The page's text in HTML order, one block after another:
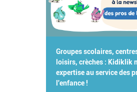
Groupes scolaires,
loisirs, crèches : Kidiklik
expertise au service des
l'enfance !